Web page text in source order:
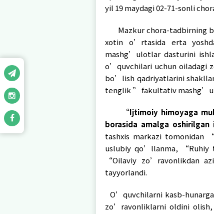
yil 2-
yo’naltirish va
imkoniyatlarini
buyrug’i
Xotin-qizlar va
O’quvchilarni
uchun teng
imkoniyatlarining
Davlat organida
hujjatlarning